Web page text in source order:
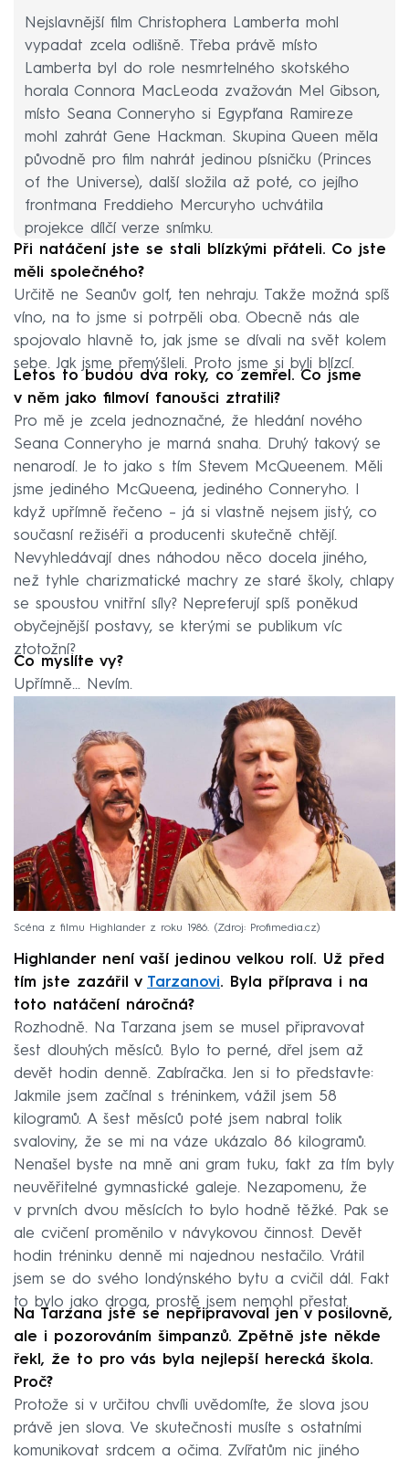
Nejslavnější film Christophera Lamberta mohl
vypadat zcela odlišně. Třeba právě místo
Lamberta byl do role nesmrtelného skotského
horala Connora MacLeoda zvažován Mel Gibson,
místo Seana Conneryho si Egypťana Ramireze
mohl zahrát Gene Hackman. Skupina Queen měla
původně pro film nahrát jedinou písničku (Princes
of the Universe), další složila až poté, co jejího
frontmana Freddieho Mercuryho uchvátila
projekce dílčí verze snímku.
Při natáčení jste se stali blízkými přáteli. Co jste
měli společného?
Určitě ne Seanův golf, ten nehraju. Takže možná spíš
víno, na to jsme si potrpěli oba. Obecně nás ale
spojovalo hlavně to, jak jsme se dívali na svět kolem
sebe. Jak jsme přemýšleli. Proto jsme si byli blízcí.
Letos to budou dva roky, co zemřel. Co jsme
v něm jako filmoví fanoušci ztratili?
Pro mě je zcela jednoznačné, že hledání nového
Seana Conneryho je marná snaha. Druhý takový se
nenarodí. Je to jako s tím Stevem McQueenem. Měli
jsme jediného McQueena, jediného Conneryho. I
když upřímně řečeno – já si vlastně nejsem jistý, co
současní režiséři a producenti skutečně chtějí.
Nevyhledávají dnes náhodou něco docela jiného,
než tyhle charizmatické machry ze staré školy, chlapy
se spoustou vnitřní síly? Nepreferují spíš poněkud
obyčejnější postavy, se kterými se publikum víc
ztotožní?
Co myslíte vy?
Upřímně… Nevím.
Scéna z filmu Highlander z roku 1986. Zdroj: Profimedia.cz
Highlander není vaší jedinou velkou rolí. Už před
tím jste zazářil v Tarzanovi. Byla příprava i na
toto natáčení náročná?
Rozhodně. Na Tarzana jsem se musel připravovat
šest dlouhých měsíců. Bylo to perné, dřel jsem až
devět hodin denně. Zabíračka. Jen si to představte:
Jakmile jsem začínal s tréninkem, vážil jsem 58
kilogramů. A šest měsíců poté jsem nabral tolik
svaloviny, že se mi na váze ukázalo 86 kilogramů.
Nenašel byste na mně ani gram tuku, fakt za tím byly
neuvěřitelné gymnastické galeje. Nezapomenu, že
v prvních dvou měsících to bylo hodně těžké. Pak se
ale cvičení proměnilo v návykovou činnost. Devět
hodin tréninku denně mi najednou nestačilo. Vrátil
jsem se do svého londýnského bytu a cvičil dál. Fakt
to bylo jako droga, prostě jsem nemohl přestat.
Na Tarzana jste se nepřipravoval jen v posilovně,
ale i pozorováním šimpanzů. Zpětně jste někde
řekl, že to pro vás byla nejlepší herecká škola.
Proč?
Protože si v určitou chvíli uvědomíte, že slova jsou
právě jen slova. Ve skutečnosti musíte s ostatními
komunikovat srdcem a očima. Zvířatům nic jiného